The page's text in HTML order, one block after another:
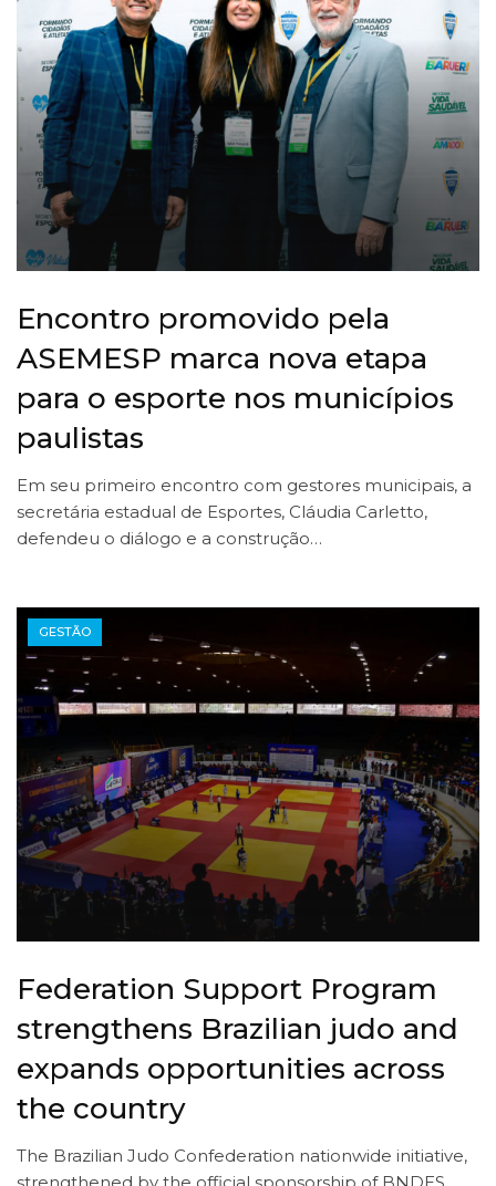
Encontro promovido pela
ASEMESP marca nova etapa
para o esporte nos municípios
paulistas
Em seu primeiro encontro com gestores municipais, a
secretária estadual de Esportes, Cláudia Carletto,
defendeu o diálogo e a construção…
GESTÃO
Federation Support Program
strengthens Brazilian judo and
expands opportunities across
the country
The Brazilian Judo Confederation nationwide initiative,